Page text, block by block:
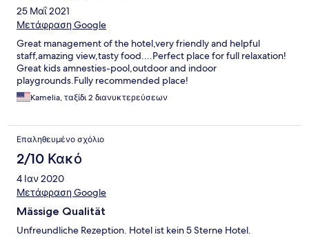
25 Μαΐ 2021
Μετάφραση Google
Great management of the hotel,very friendly and helpful
staff,amazing view,tasty food....Perfect place for full relaxation!
Great kids amnesties-pool,outdoor and indoor
playgrounds.Fully recommended place!
Kamelia, ταξίδι 2 διανυκτερεύσεων
Επαληθευμένο σχόλιο
2/10 Κακό
4 Ιαν 2020
Μετάφραση Google
Mässige Qualität
Unfreundliche Rezeption. Hotel ist kein 5 Sterne Hotel.